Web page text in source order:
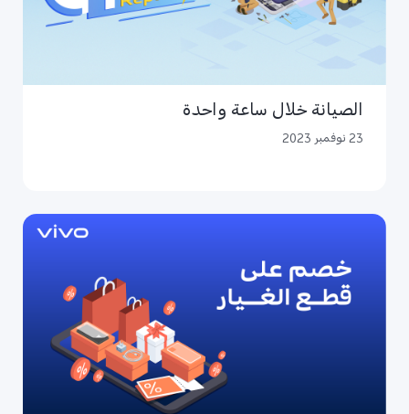
الصيانة خلال ساعة واحدة
23 نوفمبر 2023